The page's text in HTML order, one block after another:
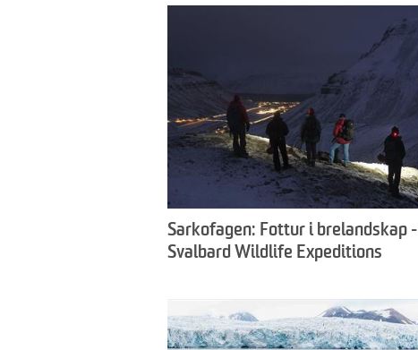
Sarkofagen: Fottur i brelandskap -
Svalbard Wildlife Expeditions